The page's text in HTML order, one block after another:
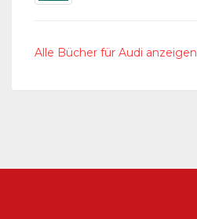
Alle Bücher für Audi anzeigen